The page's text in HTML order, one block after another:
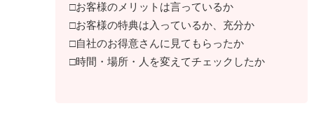
□お客様のメリットは言っているか
□お客様の特典は入っているか、充分か
□自社のお得意さんに見てもらったか
□時間・場所・人を変えてチェックしたか